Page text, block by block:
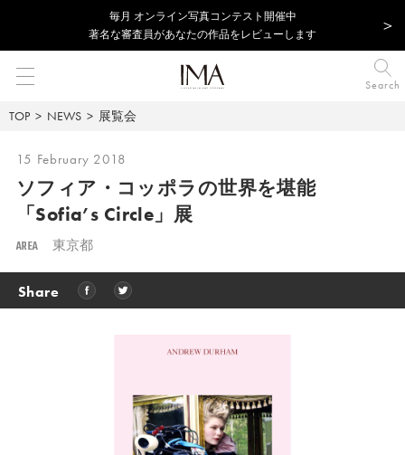
毎⽉ オンライン写真コンテスト開催中
著名な審査員があなたの作品をレビューします
Search
TOP NEWS 展覧会
15 February 2018
ソフィア・コッポラの世界を堪能
「Sofia’s Circle」展
AREA 東京都
Share